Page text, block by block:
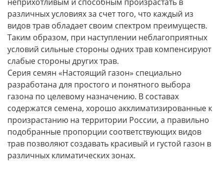
различных условиях за счет того, что каждый из
видов трав обладает своим спектром преимуществ.
Таким образом, при наступлении неблагоприятных
условий сильные стороны одних трав компенсируют
слабые стороны других трав.
Серия семян «Настоящий газон» специально
разработана для простого и понятного выбора
газона по целевому назначению. В составах
содержатся семена, хорошо акклиматизированные к
произрастанию на территории России, а правильно
подобранные пропорции соответствующих видов
трав позволяют создавать красивый и густой газон в
различных климатических зонах.